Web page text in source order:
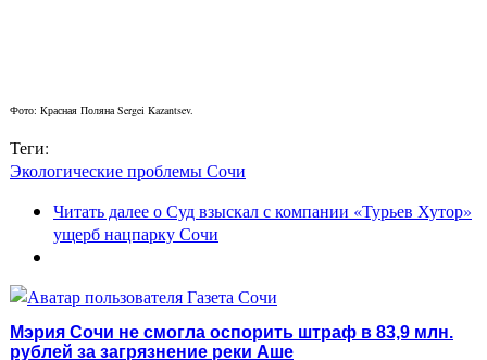
Фото: Красная Поляна Sergei Kazantsev.
Теги:
Экологические проблемы Сочи
Читать далеео Суд взыскал с компании «Турьев Хутор»
ущерб нацпарку Сочи
Мэрия Сочи не смогла оспорить штраф в 83,9 млн.
рублей за загрязнение реки Аше